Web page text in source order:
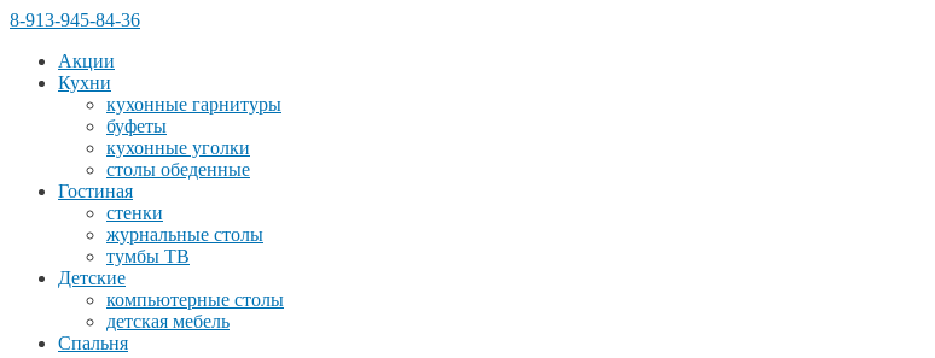
8-913-945-84-36
Акции
Кухни
кухонные гарнитуры
буфеты
кухонные уголки
столы обеденные
Гостиная
стенки
журнальные столы
тумбы ТВ
Детские
компьютерные столы
детская мебель
Спальня